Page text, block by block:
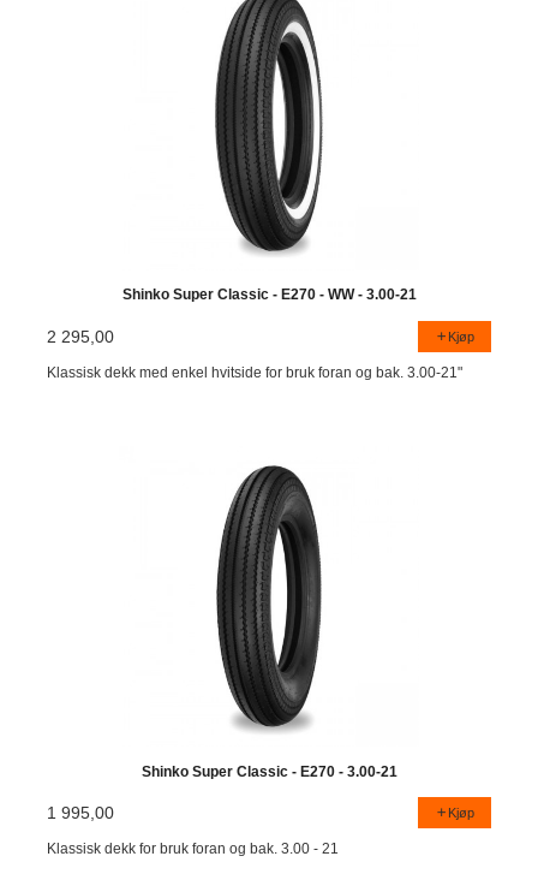
Shinko Super Classic - E270 - WW - 3.00-21
2 295,00 Kjøp
Klassisk dekk med enkel hvitside for bruk foran og bak. 3.00-21"
Shinko Super Classic - E270 - 3.00-21
1 995,00 Kjøp
Klassisk dekk for bruk foran og bak. 3.00 - 21